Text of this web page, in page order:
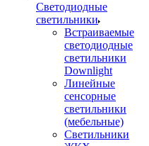
Светодиодные
светильники
Встраиваемые
светодиодные
светильники
Downlight
Линейные
сенсорные
светильники
(мебельные)
Светильники